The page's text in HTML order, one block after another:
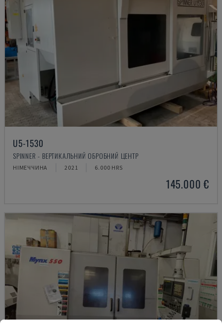
U5-1530
SPINNER - ВЕРТИКАЛЬНИЙ ОБРОБНИЙ ЦЕНТР
НІМЕЧЧИНА 2021 6.000 HRS
145.000 €